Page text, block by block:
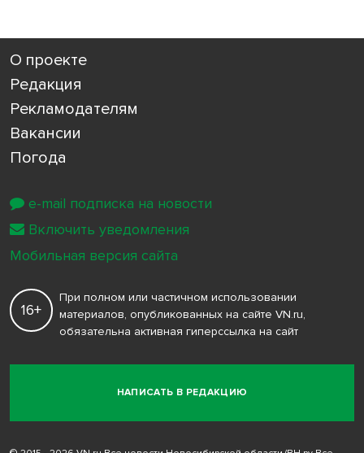
О проекте
Редакция
Рекламодателям
Вакансии
Погода
НАПИСАТЬ В РЕДАКЦИЮ
16+
При полном или частичном использовании
материалов, опубликованных на сайте VN.ru,
обязательна активная гиперссылка на сайт
e-mail подписка на новости
Включить уведомления
Мобильная версия сайта